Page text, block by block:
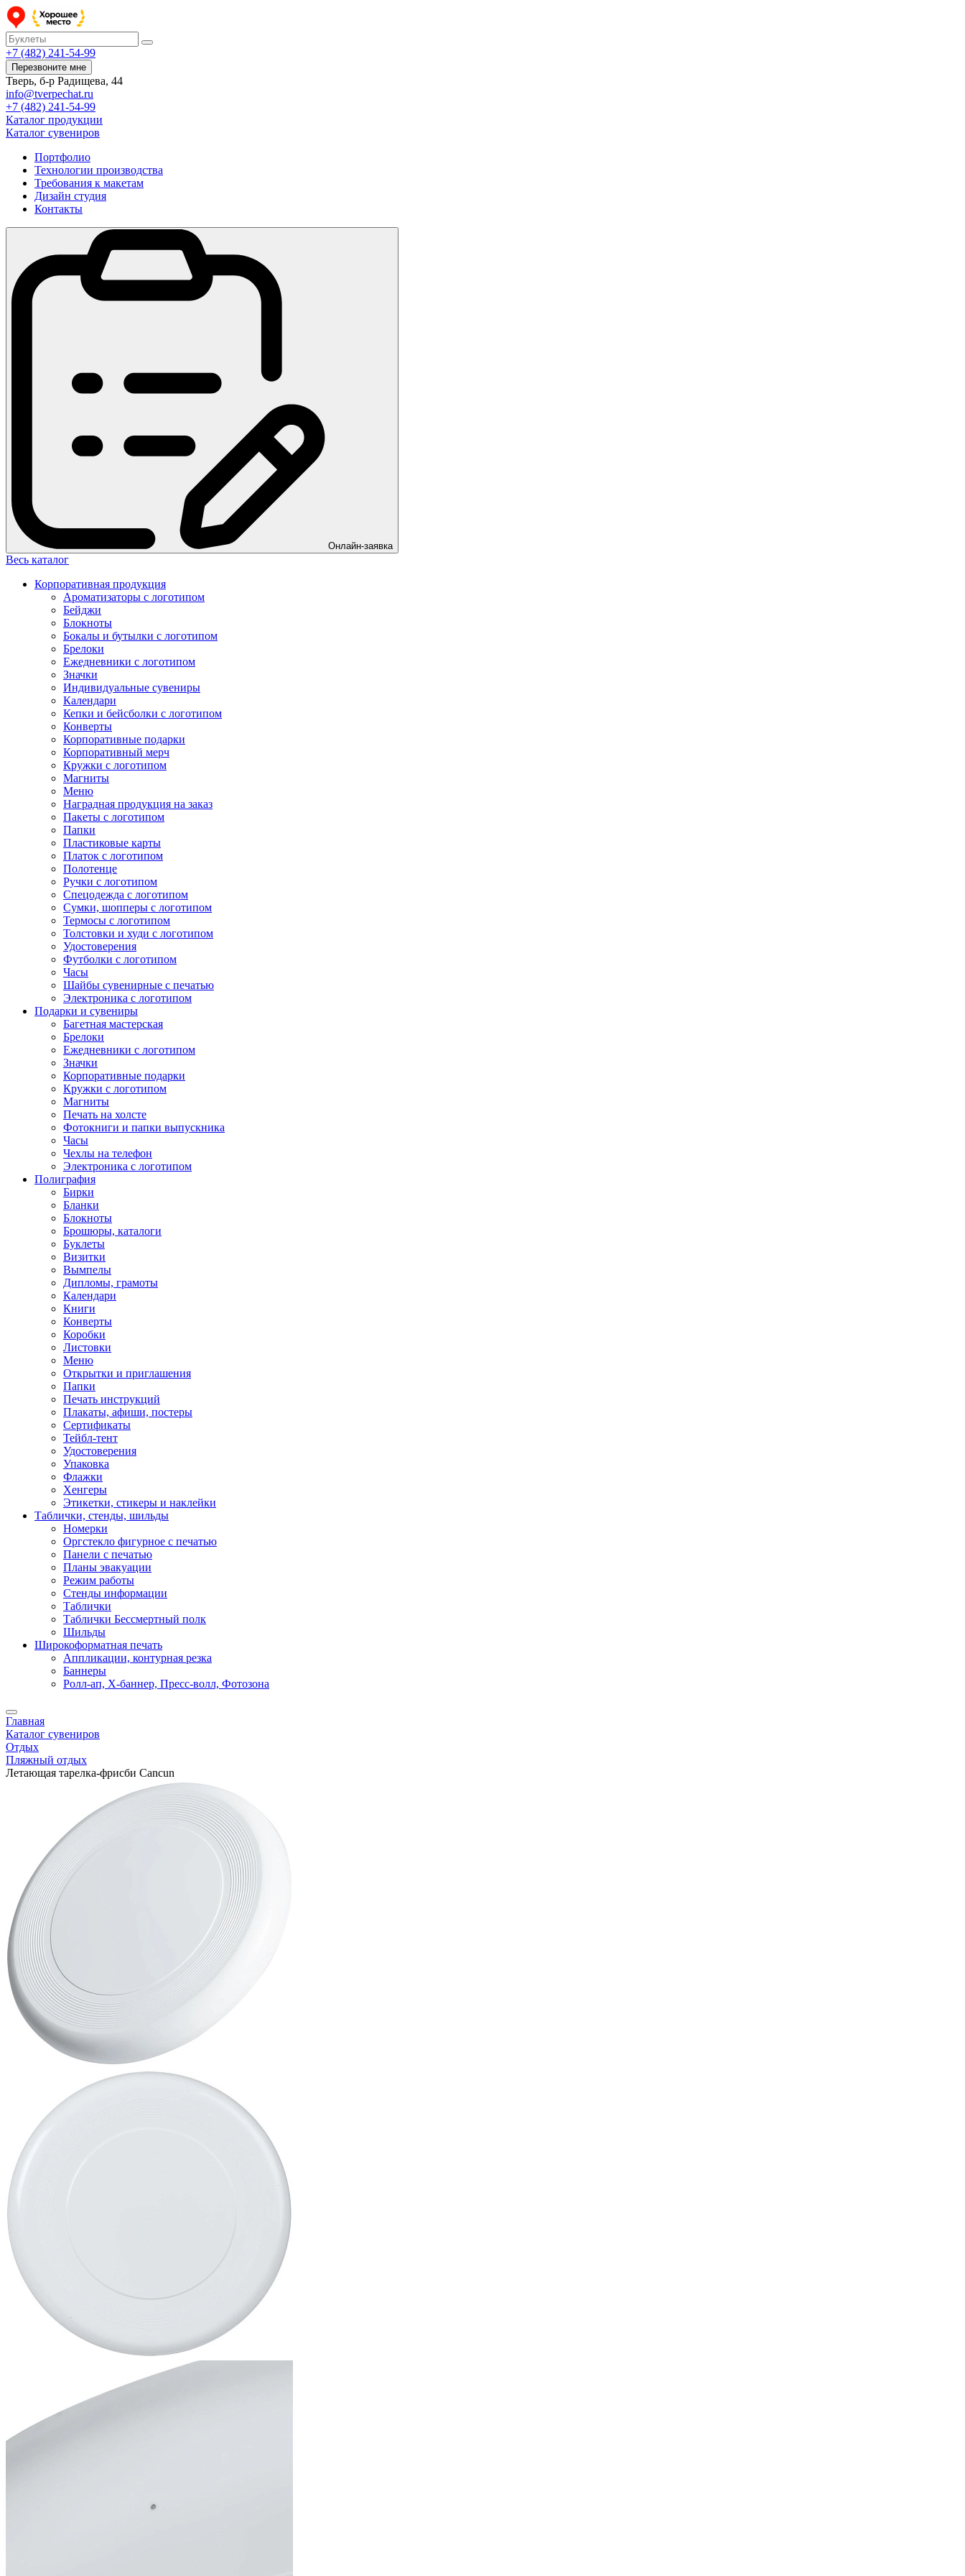
+7 (482) 241-54-99
Перезвоните мне
Тверь, б-р Радищева, 44
info@tverpechat.ru
+7 (482) 241-54-99
Каталог продукции
Каталог сувениров
Портфолио
Технологии производства
Требования к макетам
Дизайн студия
Контакты
Онлайн-заявка
Весь каталог
Корпоративная продукция
Ароматизаторы с логотипом
Бейджи
Блокноты
Бокалы и бутылки с логотипом
Брелоки
Ежедневники с логотипом
Значки
Индивидуальные сувениры
Календари
Кепки и бейсболки с логотипом
Конверты
Корпоративные подарки
Корпоративный мерч
Кружки с логотипом
Магниты
Меню
Наградная продукция на заказ
Пакеты с логотипом
Папки
Пластиковые карты
Платок с логотипом
Полотенце
Ручки с логотипом
Спецодежда с логотипом
Сумки, шопперы с логотипом
Термосы с логотипом
Толстовки и худи с логотипом
Удостоверения
Футболки с логотипом
Часы
Шайбы сувенирные с печатью
Электроника с логотипом
Подарки и сувениры
Багетная мастерская
Брелоки
Ежедневники с логотипом
Значки
Корпоративные подарки
Кружки с логотипом
Магниты
Печать на холсте
Фотокниги и папки выпускника
Часы
Чехлы на телефон
Электроника с логотипом
Полиграфия
Бирки
Бланки
Блокноты
Брошюры, каталоги
Буклеты
Визитки
Вымпелы
Дипломы, грамоты
Календари
Книги
Конверты
Коробки
Листовки
Меню
Открытки и приглашения
Папки
Печать инструкций
Плакаты, афиши, постеры
Сертификаты
Тейбл-тент
Удостоверения
Упаковка
Флажки
Хенгеры
Этикетки, стикеры и наклейки
Таблички, стенды, шильды
Номерки
Оргстекло фигурное с печатью
Панели с печатью
Планы эвакуации
Режим работы
Стенды информации
Таблички
Таблички Бессмертный полк
Шильды
Широкоформатная печать
Аппликации, контурная резка
Баннеры
Ролл-ап, X-баннер, Пресс-волл, Фотозона
Главная
Каталог сувениров
Отдых
Пляжный отдых
Летающая тарелка-фрисби Cancun